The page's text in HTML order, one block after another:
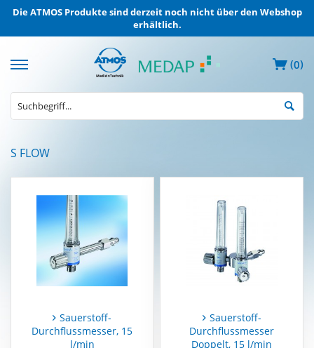
Die ATMOS Produkte sind derzeit noch nicht über den Webshop
erhältlich.
(0)
Elektrische
MEDAP
Entnahmegeräte
ZVA
MEDAP
S FLOW
Sauerstoff-
Durchflussmesser, 15
l/min
Sauerstoff-
Durchflussmesser
Doppelt, 15 l/min